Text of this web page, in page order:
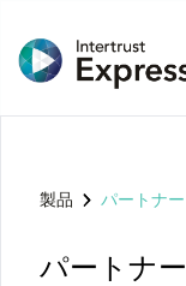
製品 パートナー
パートナー